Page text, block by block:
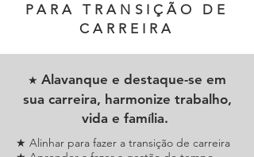
PARA TRANSIÇÃO DE
CARREIRA
★ Alavanque e destaque-se em
sua carreira, harmonize trabalho,
vida e família.
★ Alinhar para fazer a transição de carreira